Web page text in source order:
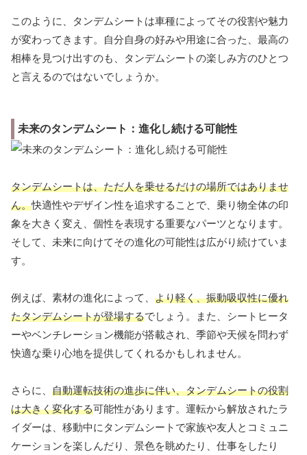
このように、タンデムシートは車種によってその役割や魅力
が変わってきます。自分自身の好みや用途に合った、最高の
相棒を見つけ出すのも、タンデムシートの楽しみ方のひとつ
と言えるのではないでしょうか。
未来のタンデムシート：進化し続ける可能性
タンデムシートは、ただ人を乗せるだけの場所ではありませ
ん。快適性やデザイン性を追求することで、乗り物全体の印
象を大きく変え、個性を表現する重要なパーツとなります。
そして、未来に向けてその進化の可能性は広がり続けていま
す。
例えば、素材の進化によって、 より軽く、振動吸収性に優れ
たタンデムシートが登場するでしょう。また、シートヒータ
ーやベンチレーション機能が搭載され、季節や天候を問わず
快適な乗り心地を提供してくれるかもしれません。
さらに、 自動運転技術の進歩に伴い、タンデムシートの役割
は大きく変化する可能性があります。運転から解放されたラ
イダーは、移動中にタンデムシートで家族や友人とコミュニ
ケーションを楽しんだり、景色を眺めたり、仕事をしたり